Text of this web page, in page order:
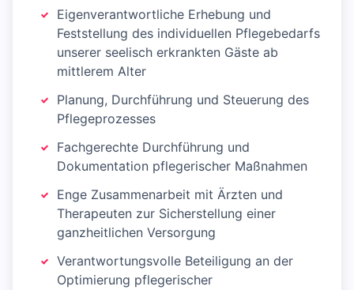
Eigenverantwortliche Erhebung und
Feststellung des individuellen Pflegebedarfs
unserer seelisch erkrankten Gäste ab
mittlerem Alter
Planung, Durchführung und Steuerung des
Pflegeprozesses
Fachgerechte Durchführung und
Dokumentation pflegerischer Maßnahmen
Enge Zusammenarbeit mit Ärzten und
Therapeuten zur Sicherstellung einer
ganzheitlichen Versorgung
Verantwortungsvolle Beteiligung an der
Optimierung pflegerischer